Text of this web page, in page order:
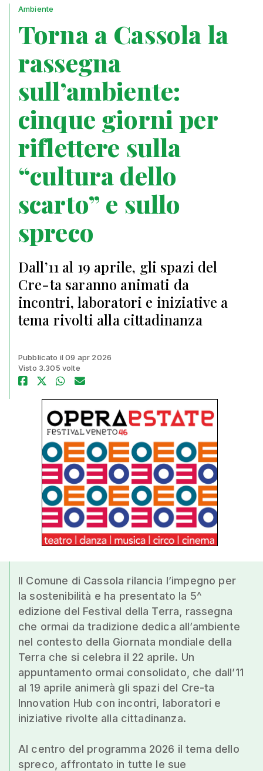
Ambiente
Torna a Cassola la
rassegna
sull’ambiente:
cinque giorni per
riflettere sulla
“cultura dello
scarto” e sullo
spreco
Dall’11 al 19 aprile, gli spazi del
Cre-ta saranno animati da
incontri, laboratori e iniziative a
tema rivolti alla cittadinanza
Pubblicato il 09 apr 2026
Visto 3.305 volte
Il Comune di Cassola rilancia l’impegno per
la sostenibilità e ha presentato la 5^
edizione del Festival della Terra, rassegna
che ormai da tradizione dedica all’ambiente
nel contesto della Giornata mondiale della
Terra che si celebra il 22 aprile. Un
appuntamento ormai consolidato, che dall’11
al 19 aprile animerà gli spazi del Cre-ta
Innovation Hub con incontri, laboratori e
iniziative rivolte alla cittadinanza.
Al centro del programma 2026 il tema dello
spreco, affrontato in tutte le sue